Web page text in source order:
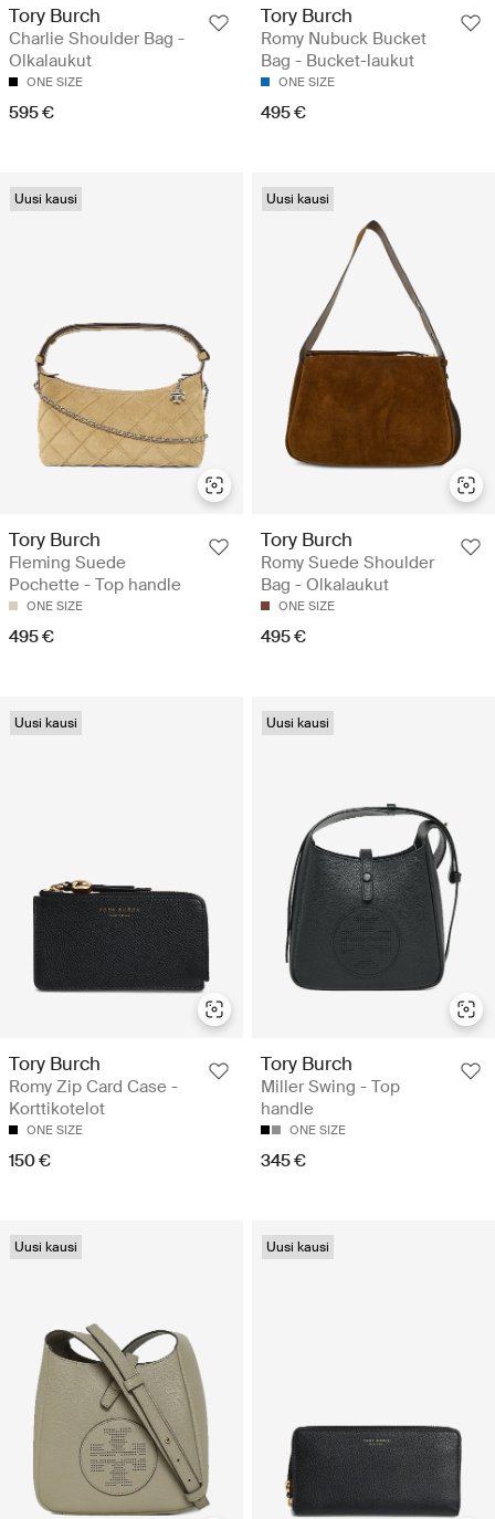
Tory Burch
Charlie Shoulder Bag -
Olkalaukut
ONE SIZE
595 €
Tory Burch
Romy Nubuck Bucket
Bag - Bucket-laukut
ONE SIZE
495 €
Uusi kausi
Tory Burch
Fleming Suede
Pochette - Top handle
ONE SIZE
495 €
Uusi kausi
Tory Burch
Romy Suede Shoulder
Bag - Olkalaukut
ONE SIZE
495 €
Uusi kausi
Tory Burch
Romy Zip Card Case -
Korttikotelot
ONE SIZE
150 €
Uusi kausi
Tory Burch
Miller Swing - Top
handle
ONE SIZE
345 €
Uusi kausi Uusi kausi